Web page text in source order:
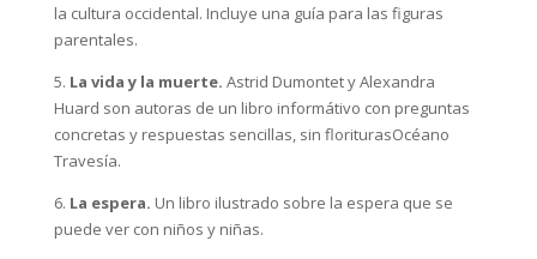
la cultura occidental. Incluye una guía para las figuras
parentales.
5. La vida y la muerte. Astrid Dumontet y Alexandra
Huard son autoras de un libro informátivo con preguntas
concretas y respuestas sencillas, sin floriturasOcéano
Travesía.
6. La espera. Un libro ilustrado sobre la espera que se
puede ver con niños y niñas.